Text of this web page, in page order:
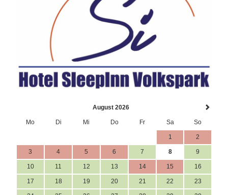
August 2026
Mo Di Mi Do Fr Sa So
1 2
3 4 5 6 7 8 9
10 11 12 13 14 15 16
17 18 19 20 21 22 23